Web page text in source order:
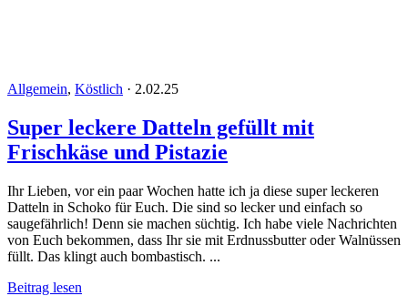
Allgemein, Köstlich · 2.02.25
Super leckere Datteln gefüllt mit
Frischkäse und Pistazie
Ihr Lieben, vor ein paar Wochen hatte ich ja diese super leckeren
Datteln in Schoko für Euch. Die sind so lecker und einfach so
saugefährlich! Denn sie machen süchtig. Ich habe viele Nachrichten
von Euch bekommen, dass Ihr sie mit Erdnussbutter oder Walnüssen
füllt. Das klingt auch bombastisch. ...
Beitrag lesen